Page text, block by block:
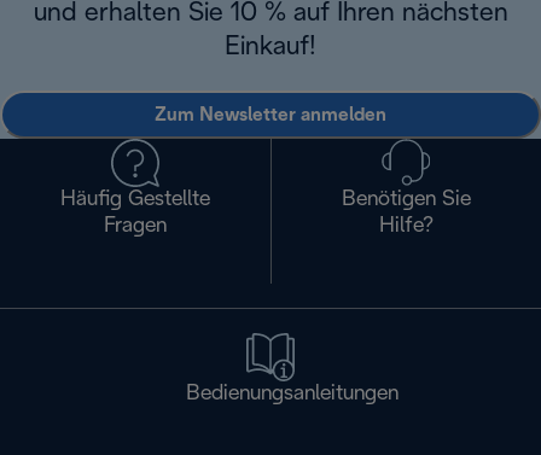
und erhalten Sie 10 % auf Ihren nächsten
Einkauf!
Zum Newsletter anmelden
Häufig Gestellte
Fragen
Benötigen Sie
Hilfe?
Bedienungsanleitungen